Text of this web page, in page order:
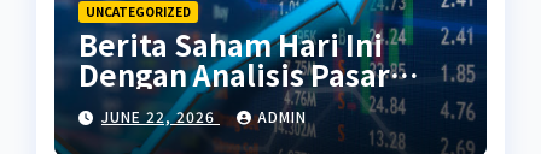
UNCATEGORIZED
Berita Saham Hari Ini
Dengan Analisis Pasar
Terbaru
JUNE 22, 2026 ADMIN